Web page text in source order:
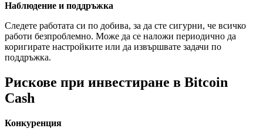
Наблюдение и поддръжка
Следете работата си по добива, за да сте сигурни, че всичко
работи безпроблемно. Може да се наложи периодично да
коригирате настройките или да извършвате задачи по
поддръжка.
Рискове при инвестиране в Bitcoin
Cash
Конкуренция